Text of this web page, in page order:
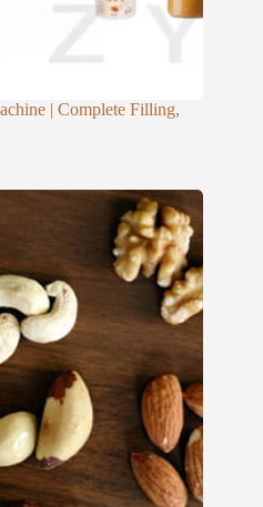
| Complete Filling,